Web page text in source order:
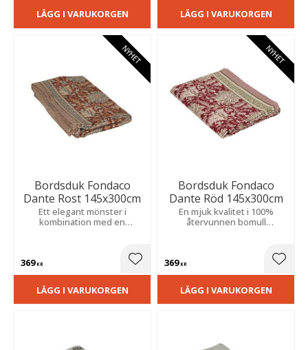
LÄGG I VARUKORGEN LÄGG I VARUKORGEN
Bordsduk Fondaco
Dante Rost 145x300cm
Ett elegant mönster i
kombination med en
369KR
NYHET
Lägg till i favoriter
LÄGG I VARUKORGEN
Bordsduk Fondaco
Dante Röd 145x300cm
En mjuk kvalitet i 100%
återvunnen bomull
369KR
NYHET
LÄGG I VARUKORGEN